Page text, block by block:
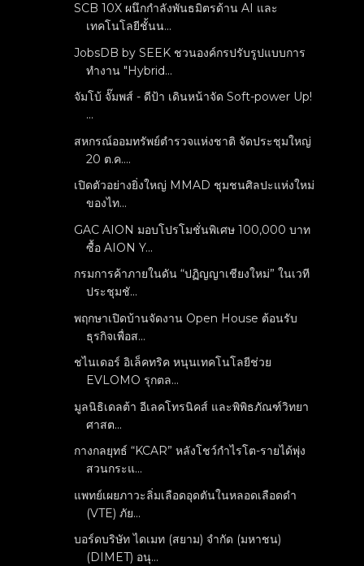
SCB 10X ผนึกกำลังพันธมิตรด้าน AI และ
เทคโนโลยีชั้นน...
JobsDB by SEEK ชวนองค์กรปรับรูปแบบการ
ทำงาน "Hybrid...
จัมโบ้ จั๊มพส์ - ดีป้า เดินหน้าจัด Soft-power Up!
...
สหกรณ์ออมทรัพย์ตำรวจแห่งชาติ จัดประชุมใหญ่
20 ต.ค....
เปิดตัวอย่างยิ่งใหญ่ MMAD ชุมชนศิลปะแห่งใหม่
ของไท...
GAC AION มอบโปรโมชั่นพิเศษ 100,000 บาท
ซื้อ AION Y...
กรมการค้าภายในดัน “ปฏิญญาเชียงใหม่” ในเวที
ประชุมชั...
พฤกษาเปิดบ้านจัดงาน Open House ต้อนรับ
ธุรกิจเพื่อส...
ชไนเดอร์ อิเล็คทริค หนุนเทคโนโลยีช่วย
EVLOMO รุกตล...
มูลนิธิเดลต้า อีเลคโทรนิคส์ และพิพิธภัณฑ์วิทยา
ศาสต...
กางกลยุทธ์ “KCAR” หลังโชว์กำไรโต-รายได้พุ่ง
สวนกระแ...
แพทย์เผยภาวะลิ่มเลือดอุดตันในหลอดเลือดดำ
(VTE) ภัย...
บอร์ดบริษัท ไดเมท (สยาม) จำกัด (มหาชน)
(DIMET) อนุ...